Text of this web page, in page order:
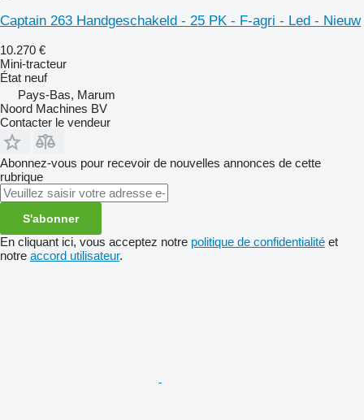
Captain 263 Handgeschakeld - 25 PK - F-agri - Led - Nieuw
10.270 €
Mini-tracteur
État neuf
Pays-Bas, Marum
Noord Machines BV
Contacter le vendeur
Abonnez-vous pour recevoir de nouvelles annonces de cette
rubrique
S'abonner
En cliquant ici, vous acceptez notre politique de confidentialité et
notre accord utilisateur.